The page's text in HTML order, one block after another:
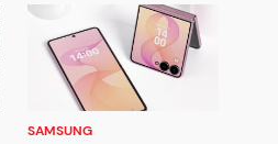
SAMSUNG